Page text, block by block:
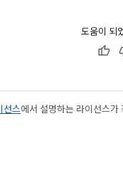
도움이 되
선스에서 설명하는 라이선스